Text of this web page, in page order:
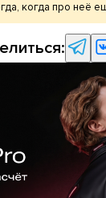
когда про неё